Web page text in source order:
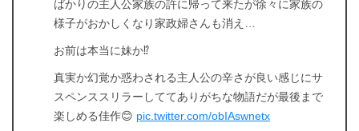
今すぐ無料でU-NEXTで見る
ばかりの主人公家族の許に帰って来たが徐々に家族の
様子がおかしくなり家政婦さんも消え…
お前は本当に妹か⁉️
真実か幻覚か惑わされる主人公の辛さが良い感じにサ
スペンススリラーしててありがちな物語だが最後まで
楽しめる佳作😊 pic.twitter.com/obIAswnetx